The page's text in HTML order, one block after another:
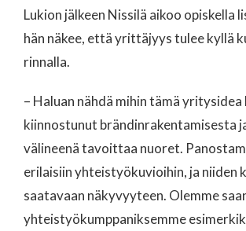
Lukion jälkeen Nissilä aikoo opiskella
hän näkee, että yrittäjyys tulee kyllä
rinnalla.
– Haluan nähdä mihin tämä yritysidea
kiinnostunut brändinrakentamisesta
välineenä tavoittaa nuoret.
erilaisiin yhteistyökuvioihin, ja niiden
saatavaan näkyvyyteen. Olemme
yhteistyökumppaniksemme